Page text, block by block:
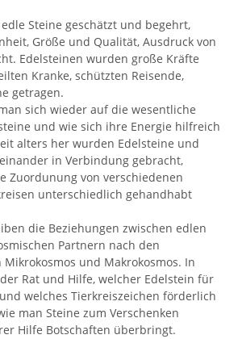
Steine geschätzt und begehrt,
Größe und Qualität, Ausdruck von
Edelsteinen wurden große Kräfte
Kranke, schützten Reisende,
getragen.
sich wieder auf die wesentliche
und wie sich ihre Energie hilfreich
alters her wurden Edelsteine und
in Verbindung gebracht,
Zuordunung von verschiedenen
unterschiedlich gehandhabt
die Beziehungen zwischen edlen
Partnern nach den
und Makrokosmos. In
Rat und Hilfe, welcher Edelstein für
welches Tierkreiszeichen förderlich
man Steine zum Verschenken
Hilfe Botschaften überbringt.